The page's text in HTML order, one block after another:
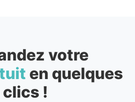
votre
en quelques
clics !